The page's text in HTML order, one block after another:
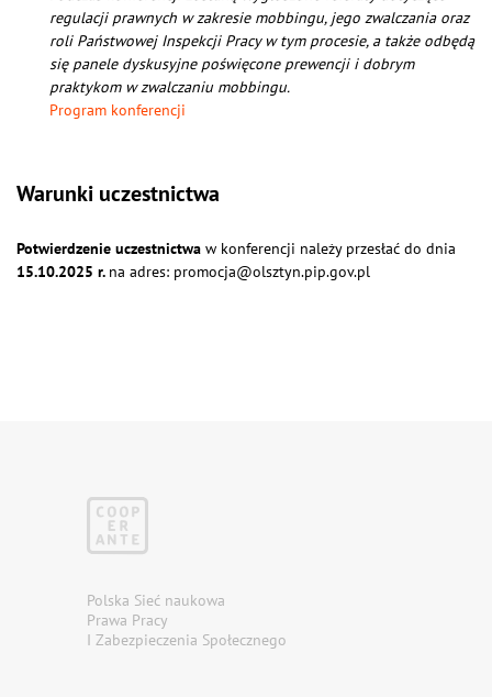
regulacji prawnych w zakresie mobbingu, jego zwalczania oraz
roli Państwowej Inspekcji Pracy w tym procesie, a także odbędą
się panele dyskusyjne poświęcone prewencji i dobrym
praktykom w zwalczaniu mobbingu.
Program konferencji
Warunki uczestnictwa
Potwierdzenie uczestnictwa w konferencji należy przesłać do dnia
15.10.2025 r. na adres: promocja@olsztyn.pip.gov.pl
Polska Sieć naukowa
Prawa Pracy
I Zabezpieczenia Społecznego